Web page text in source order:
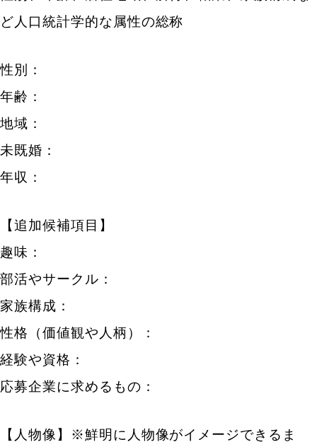
ど人口統計学的な属性の総称
性別：
年齢：
地域：
未既婚：
年収：
【追加候補項目】
趣味：
部活やサークル：
家族構成：
性格（価値観や人柄）：
経験や資格：
応募企業に求めるもの：
【人物像】※鮮明に人物像がイメージできるま